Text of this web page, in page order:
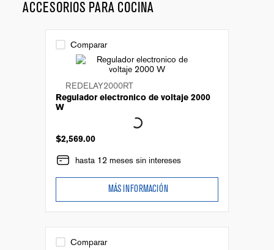
ACCESORIOS PARA COCINA
Comparar
REDELAY2000RT
Regulador electronico de voltaje 2000
W
$2,569.00
hasta 12 meses sin intereses
MÁS INFORMACIÓN
Comparar